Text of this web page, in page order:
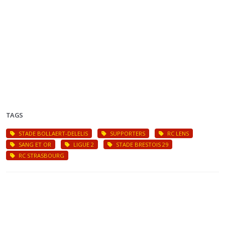
TAGS
STADE BOLLAERT-DELELIS SUPPORTERS
RC LENS
SANG ET OR
LIGUE 2
STADE BRESTOIS 29
RC STRASBOURG